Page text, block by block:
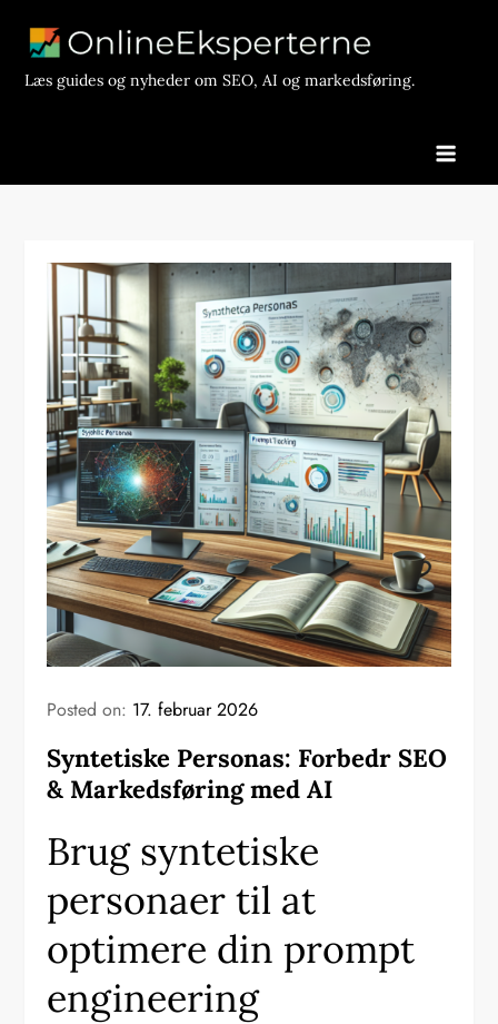
contentLæs guides og nyheder om SEO, AI og markedsføring.
Posted on: 17. februar 2026
Syntetiske Personas: Forbedr SEO
& Markedsføring med AI
Brug syntetiske
personaer til at
optimere din prompt
engineering